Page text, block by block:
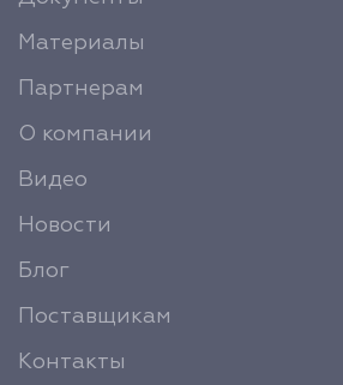
Материалы
Партнерам
О компании
Видео
Новости
Блог
Поставщикам
Контакты